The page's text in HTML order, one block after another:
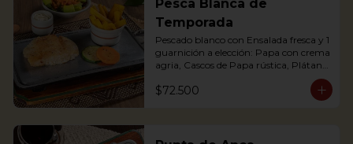
potato with sour cream, accompanied
with a fresh salad.
Pesca Blanca de
Temporada
Pescado blanco con Ensalada fresca y 1
guarnición a elección: Papa con crema
agria, Cascos de Papa rústica, Plátano
maduro con Quesito, Palitos de Yuca,
Puré de Papa y Arracacha
$72.500